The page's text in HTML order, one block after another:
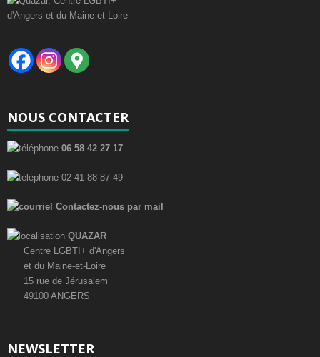
NOUS CONTACTER
06 58 42 27 17
02 41 88 87 49
Contactez-nous par mail
QUAZAR
Centre LGBTI+ d'Angers
et du Maine-et-Loire
15 rue de Jérusalem
49100 ANGERS
NEWSLETTER